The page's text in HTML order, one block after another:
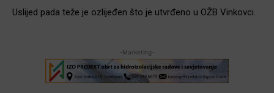
Uslijed pada teže je ozlijeđen što je utvrđeno u OŽB Vinkovci.
-Marketing-